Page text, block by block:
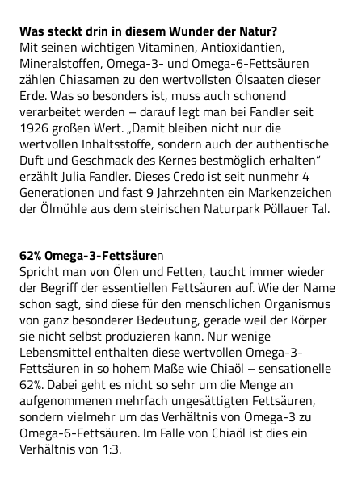
Was steckt drin in diesem Wunder der Natur?
Mit seinen wichtigen Vitaminen, Antioxidantien,
Mineralstoffen, Omega-3- und Omega-6-Fettsäuren
zählen Chiasamen zu den wertvollsten Ölsaaten dieser
Erde. Was so besonders ist, muss auch schonend
verarbeitet werden – darauf legt man bei Fandler seit
1926 großen Wert. „Damit bleiben nicht nur die
wertvollen Inhaltsstoffe, sondern auch der authentische
Duft und Geschmack des Kernes bestmöglich erhalten“
erzählt Julia Fandler. Dieses Credo ist seit nunmehr 4
Generationen und fast 9 Jahrzehnten ein Markenzeichen
der Ölmühle aus dem steirischen Naturpark Pöllauer Tal.
62% Omega-3-Fettsäuren
Spricht man von Ölen und Fetten, taucht immer wieder
der Begriff der essentiellen Fettsäuren auf. Wie der Name
schon sagt, sind diese für den menschlichen Organismus
von ganz besonderer Bedeutung, gerade weil der Körper
sie nicht selbst produzieren kann. Nur wenige
Lebensmittel enthalten diese wertvollen Omega-3-
Fettsäuren in so hohem Maße wie Chiaöl – sensationelle
62%. Dabei geht es nicht so sehr um die Menge an
aufgenommenen mehrfach ungesättigten Fettsäuren,
sondern vielmehr um das Verhältnis von Omega-3 zu
Omega-6-Fettsäuren. Im Falle von Chiaöl ist dies ein
Verhältnis von 1:3.